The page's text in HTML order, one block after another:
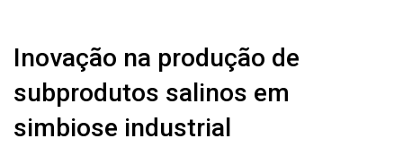
Inovação na produção de
subprodutos salinos em
simbiose industrial